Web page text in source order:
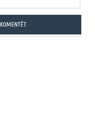
KOMENTĒT